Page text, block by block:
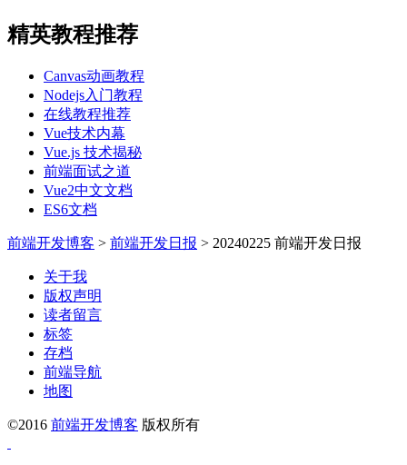
精英教程推荐
Canvas动画教程
Nodejs入门教程
在线教程推荐
Vue技术内幕
Vue.js 技术揭秘
前端面试之道
Vue2中文文档
ES6文档
前端开发博客 > 前端开发日报 > 20240225 前端开发日报
关于我
版权声明
读者留言
标签
存档
前端导航
地图
©2016 前端开发博客 版权所有